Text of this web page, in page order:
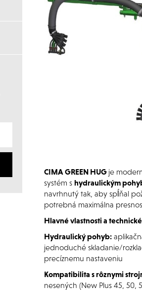
CIMA GREEN HUG je
systém s hydraulickým
navrhnutý tak, aby spĺňal
potrebná maximálna
Hlavné vlastnosti a
Hydraulický pohyb:
jednoduché skladanie/
precíznemu nastaveniu
Kompatibilita s rôznymi
nesených (New Plus 45, 50,